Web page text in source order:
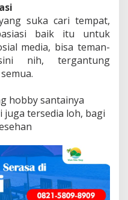
suka cari tempat,
baik itu untuk
media, bisa teman-
nih, tergantung
hobby santainya
juga tersedia loh, bagi